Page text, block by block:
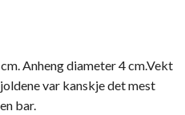
Anheng diameter 4 cm.Vekt
var kanskje det mest
bar.